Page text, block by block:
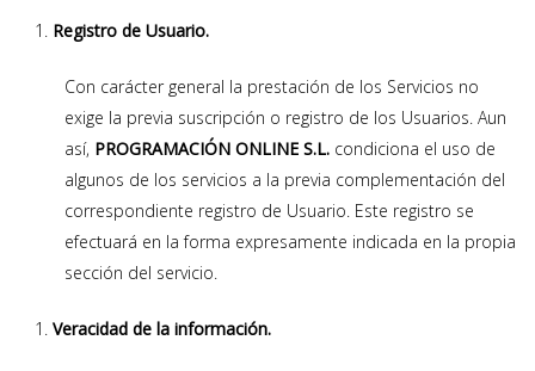
Registro de Usuario.
Con carácter general la prestación de los Servicios no
exige la previa suscripción o registro de los Usuarios. Aun
así, PROGRAMACIÓN ONLINE S.L. condiciona el uso de
algunos de los servicios a la previa complementación del
correspondiente registro de Usuario. Este registro se
efectuará en la forma expresamente indicada en la propia
sección del servicio.
Veracidad de la información.